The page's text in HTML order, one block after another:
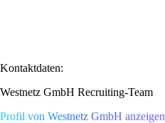
Kontaktdaten:
Westnetz GmbH Recruiting-Team
Profil von Westnetz GmbH anzeigen